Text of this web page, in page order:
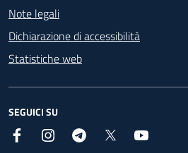
Note legali
Dichiarazione di accessibilità
Statistiche web
SEGUICI SU
Facebook InstagramTelegram